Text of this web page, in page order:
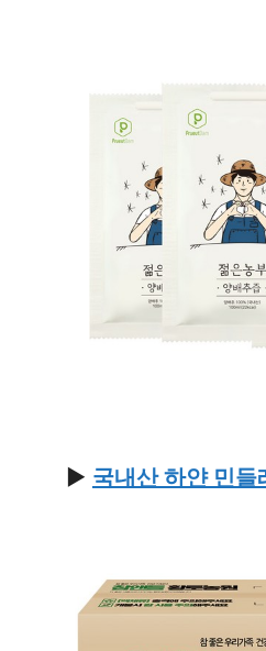
▶ 국내산 하얀 민들